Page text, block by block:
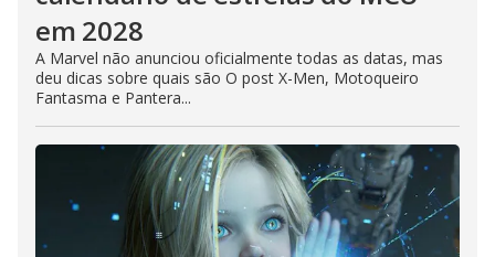
em 2028
A Marvel não anunciou oficialmente todas as datas, mas
deu dicas sobre quais são O post X-Men, Motoqueiro
Fantasma e Pantera...